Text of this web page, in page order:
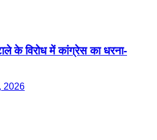
के विरोध में कांग्रेस का धरना-
2026